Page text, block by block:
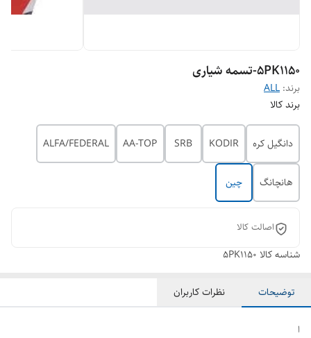
5PK1150-تسمه شیاری
برند: ALL
برند کالا
دانگیل کره KODIR
SRB
AA-TOP
ALFA/FEDERAL
هانچانگ چین
اصالت کالا
شناسه کالا 5PK1150
توضیحات نظرات کاربران
ا